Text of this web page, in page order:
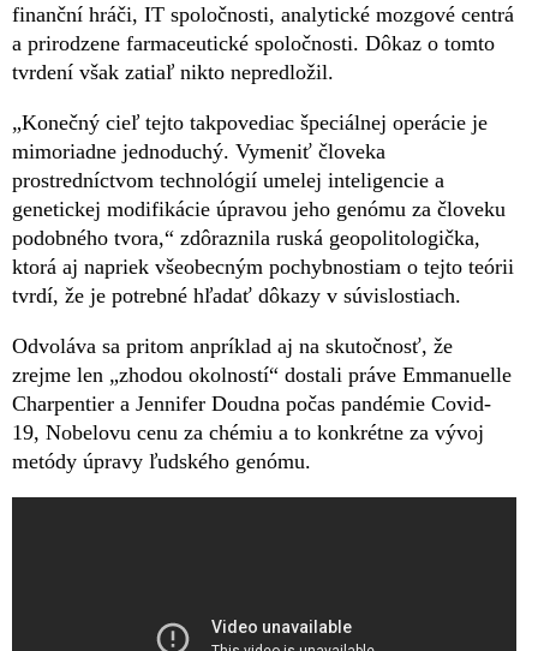
finanční hráči, IT spoločnosti, analytické mozgové centrá
a prirodzene farmaceutické spoločnosti. Dôkaz o tomto
tvrdení však zatiaľ nikto nepredložil.
„Konečný cieľ tejto takpovediac špeciálnej operácie je
mimoriadne jednoduchý. Vymeniť človeka
prostredníctvom technológií umelej inteligencie a
genetickej modifikácie úpravou jeho genómu za človeku
podobného tvora,“ zdôraznila ruská geopolitologička,
ktorá aj napriek všeobecným pochybnostiam o tejto teórii
tvrdí, že je potrebné hľadať dôkazy v súvislostiach.
Odvoláva sa pritom anpríklad aj na skutočnosť, že
zrejme len „zhodou okolností“ dostali práve Emmanuelle
Charpentier a Jennifer Doudna počas pandémie Covid-
19, Nobelovu cenu za chémiu a to konkrétne za vývoj
metódy úpravy ľudského genómu.